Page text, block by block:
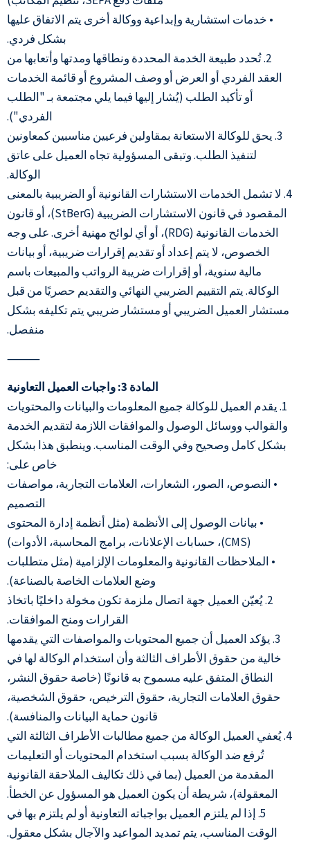
• خدمات استشارية وإبداعية ووكالة أخرى يتم الاتفاق عليها
بشكل فردي.
2. تُحدد طبيعة الخدمة المحددة ونطاقها ومدتها وأتعابها من
العقد الفردي أو العرض أو وصف المشروع أو قائمة الخدمات
أو تأكيد الطلب (يُشار إليها فيما يلي مجتمعة بـ "الطلب
الفردي").
3. يحق للوكالة الاستعانة بمقاولين فرعيين مناسبين كمعاونين
لتنفيذ الطلب. وتبقى المسؤولية تجاه العميل على عاتق
الوكالة.
4. لا تشمل الخدمات الاستشارات القانونية أو الضريبية بالمعنى
المقصود في قانون الاستشارات الضريبية (StBerG)، أو قانون
الخدمات القانونية (RDG)، أو أي لوائح مهنية أخرى. على وجه
الخصوص، لا يتم إعداد أو تقديم إقرارات ضريبية، أو بيانات
مالية سنوية، أو إقرارات ضريبة الرواتب والمبيعات باسم
الوكالة. يتم التقييم الضريبي النهائي والتقديم حصريًا من قبل
مستشار العميل الضريبي أو مستشار ضريبي يتم تكليفه بشكل
منفصل.
⸻
المادة 3: واجبات العميل التعاونية
1. يقدم العميل للوكالة جميع المعلومات والبيانات والمحتويات
والقوالب ووسائل الوصول والموافقات اللازمة لتقديم الخدمة
بشكل كامل وصحيح وفي الوقت المناسب. وينطبق هذا بشكل
خاص على:
• النصوص، الصور، الشعارات، العلامات التجارية، مواصفات
التصميم
• بيانات الوصول إلى الأنظمة (مثل أنظمة إدارة المحتوى
(CMS)، حسابات الإعلانات، برامج المحاسبة، الأدوات)
• الملاحظات القانونية والمعلومات الإلزامية (مثل متطلبات
وضع العلامات الخاصة بالصناعة).
2. يُعيّن العميل جهة اتصال ملزمة تكون مخولة داخليًا باتخاذ
القرارات ومنح الموافقات.
3. يؤكد العميل أن جميع المحتويات والمواصفات التي يقدمها
خالية من حقوق الأطراف الثالثة وأن استخدام الوكالة لها في
النطاق المتفق عليه مسموح به قانونًا (خاصة حقوق النشر،
حقوق العلامات التجارية، حقوق الترخيص، حقوق الشخصية،
قانون حماية البيانات والمنافسة).
4. يُعفي العميل الوكالة من جميع مطالبات الأطراف الثالثة التي
تُرفع ضد الوكالة بسبب استخدام المحتويات أو التعليمات
المقدمة من العميل (بما في ذلك تكاليف الملاحقة القانونية
المعقولة)، شريطة أن يكون العميل هو المسؤول عن الخطأ.
5. إذا لم يلتزم العميل بواجباته التعاونية أو لم يلتزم بها في
الوقت المناسب، يتم تمديد المواعيد والآجال بشكل معقول.